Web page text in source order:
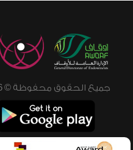
جميع الحقوق محفوظة © 2026 - 1998 لشبكة إسلام ويب